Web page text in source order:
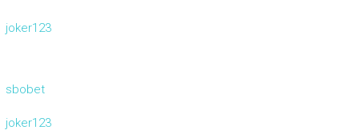
joker123
sbobet
joker123